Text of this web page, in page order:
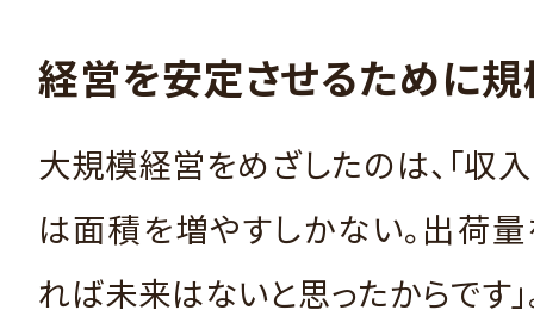
経営を安定させるために
大規模経営をめざしたのは、「収
は面積を増やすしかない。出荷
れば未来はないと思ったからです」